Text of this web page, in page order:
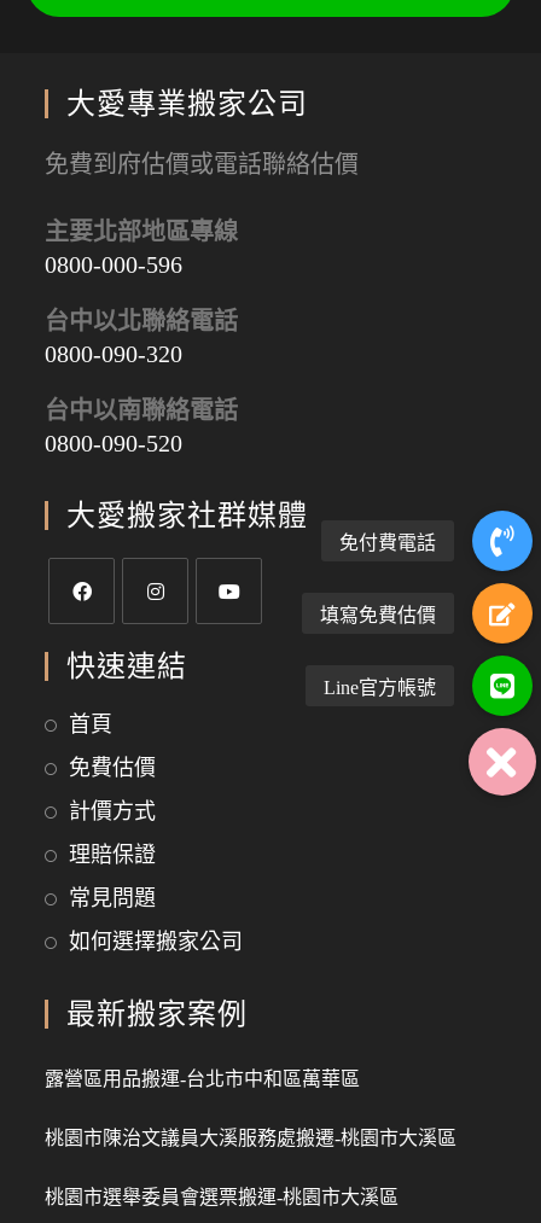
大愛專業搬家公司
免費到府估價或電話聯絡估價
主要北部地區專線
0800-000-596
台中以北聯絡電話
0800-090-320
台中以南聯絡電話
0800-090-520
大愛搬家社群媒體
快速連結
首頁
免費估價
計價方式
理賠保證
常見問題
如何選擇搬家公司
最新搬家案例
露營區用品搬運-台北市中和區萬華區
桃園市陳治文議員大溪服務處搬遷-桃園市大溪區
桃園市選舉委員會選票搬運-桃園市大溪區